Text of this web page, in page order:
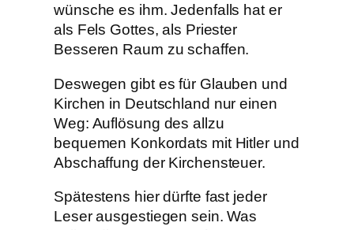
wünsche es ihm. Jedenfalls hat er
als Fels Gottes, als Priester
Besseren Raum zu schaffen.
Deswegen gibt es für Glauben und
Kirchen in Deutschland nur einen
Weg: Auflösung des allzu
bequemen Konkordats mit Hitler und
Abschaffung der Kirchensteuer.
Spätestens hier dürfte fast jeder
Leser ausgestiegen sein. Was